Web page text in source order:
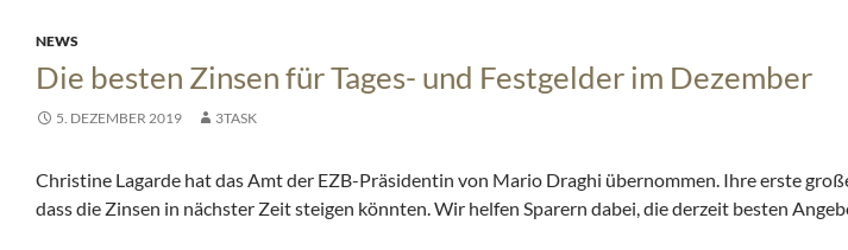
NEWS
Die besten Zinsen für Tages- und Festgelder im Dezember
5. DEZEMBER 2019 3TASK
Christine Lagarde hat das Amt der EZB-Präsidentin von Mario Draghi übernommen. Ihre erste
dass die Zinsen in nächster Zeit steigen könnten. Wir helfen Sparern dabei, die derzeit besten